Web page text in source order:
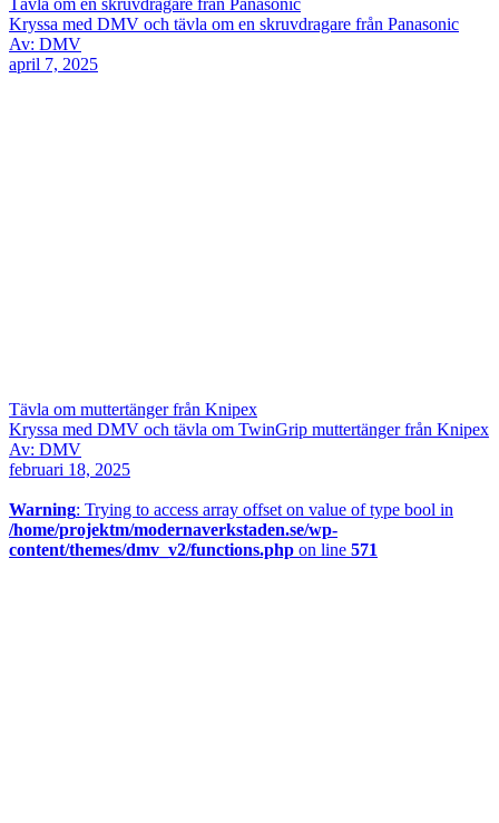
Kryssa med DMV och tävla om en skruvdragare från Panasonic
Av: DMV
april 7, 2025
Tävla om muttertänger från Knipex
Kryssa med DMV och tävla om TwinGrip muttertänger från Knipex
Av: DMV
februari 18, 2025
Warning: Trying to access array offset on value of type bool in
/home/projektm/modernaverkstaden.se/wp-
content/themes/dmv_v2/functions.php on line 571